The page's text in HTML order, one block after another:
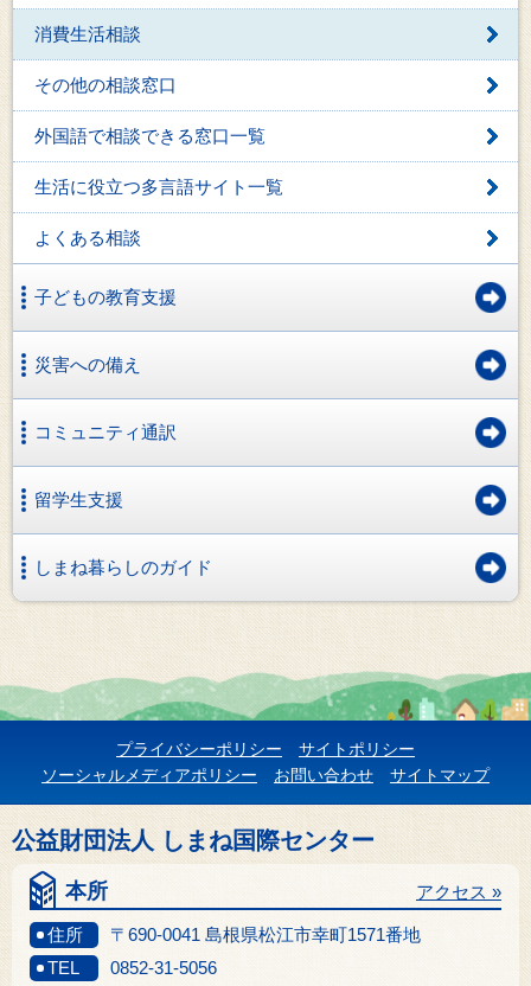
消費生活相談
その他の相談窓口
外国語で相談できる窓口一覧
生活に役立つ多言語サイト一覧
よくある相談
子どもの教育支援
災害への備え
コミュニティ通訳
留学生支援
しまね暮らしのガイド
プライバシーポリシー
サイトポリシー
ソーシャルメディアポリシー
お問い合わせ サイトマップ
公益財団法人 しまね国際センター
本所
住所 〒690-0041 島根県松江市幸町1571番地
アクセス »
TEL 0852-31-5056